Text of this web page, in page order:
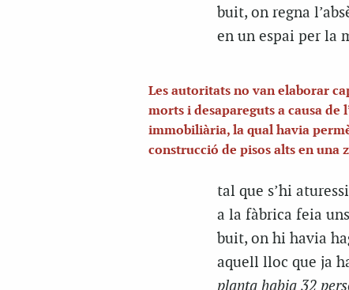
buit, on regna
en un espai per la
Les autoritats no van elaborar
morts i desapareguts a causa de
immobiliària, la qual havia
construcció de pisos alts en una
tal que s’hi
a la fàbrica feia
buit, on hi havia
aquell lloc que ja